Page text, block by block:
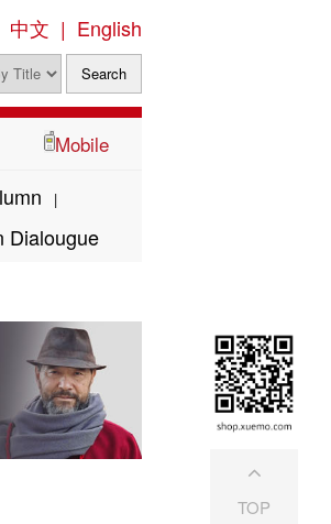
中文 | English
Mobile
|
Dialougue
TOP